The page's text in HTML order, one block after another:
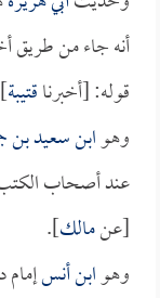
أنه جاء من طريق
قوله: [أخبرناقتيبة
وهوابن سعيد بن
عند أصحاب
[عنمالك].
وهوابن أنسإمام